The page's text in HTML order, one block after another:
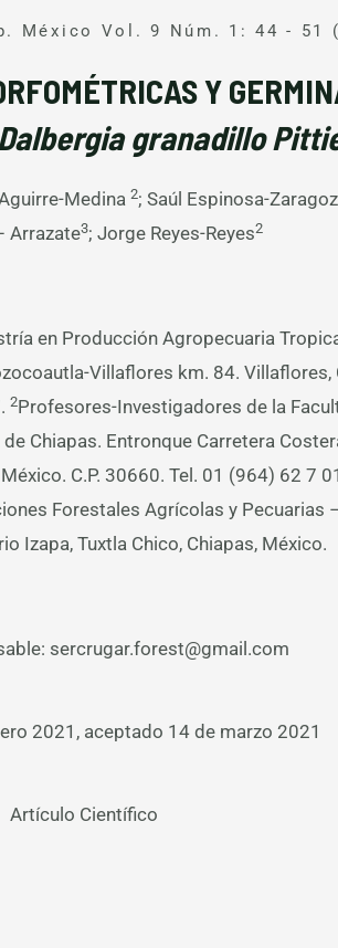
México Vol. 9 Núm. 1: 44 - 51
Y
Dalbergia granadillo
Medina 2; Saúl Espinosa-
Arrazate3; Jorge Reyes-Reyes2
en Producción Agropecuaria
Villaflores km. 84. Villaflores,
2Profesores-Investigadores de la
Chiapas. Entronque Carretera
C.P. 30660. Tel. 01 (964) 62 7
Forestales Agrícolas y Pecuarias
Izapa, Tuxtla Chico, Chiapas, México.
sercrugar.forest@gmail.com
2021, aceptado 14 de marzo 2021
Artículo Científico